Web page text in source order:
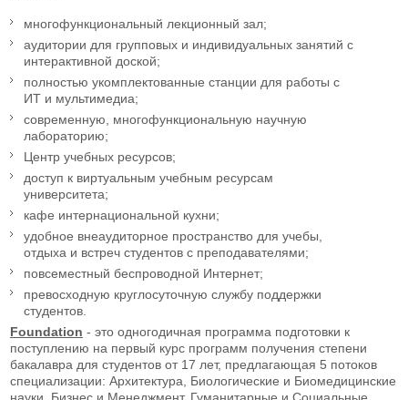
многофункциональный лекционный зал;
аудитории для групповых и индивидуальных занятий с
интерактивной доской;
полностью укомплектованные станции для работы с
ИТ и мультимедиа;
современную, многофункциональную научную
лабораторию;
Центр учебных ресурсов;
доступ к виртуальным учебным ресурсам
университета;
кафе интернациональной кухни;
удобное внеаудиторное пространство для учебы,
отдыха и встреч студентов с преподавателями;
повсеместный беспроводной Интернет;
превосходную круглосуточную службу поддержки
студентов.
Foundation - это одногодичная программа подготовки к
поступлению на первый курс программ получения степени
бакалавра для студентов от 17 лет, предлагающая 5 потоков
специализации: Архитектура, Биологические и Биомедицинские
науки, Бизнес и Менеджмент, Гуманитарные и Социальные